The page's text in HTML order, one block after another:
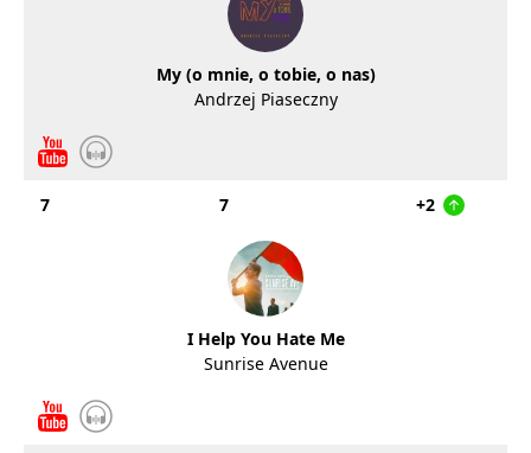
My (o mnie, o tobie, o nas)
Andrzej Piaseczny
7 7 +2
I Help You Hate Me
Sunrise Avenue